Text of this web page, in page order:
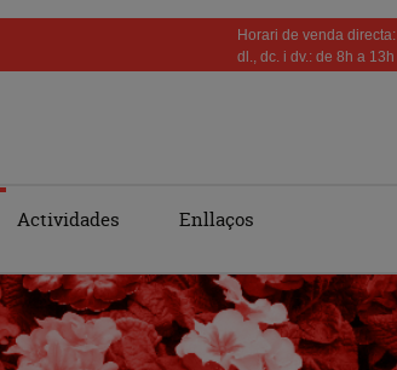
Horari de venda directa:
dl., dc. i dv.: de 8h a 13h
Actividades Enllaços